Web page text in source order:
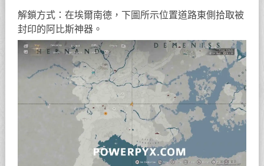
解鎖方式：在埃爾南德，下圖所示位置道路東側拾取被
封印的阿比斯神器。